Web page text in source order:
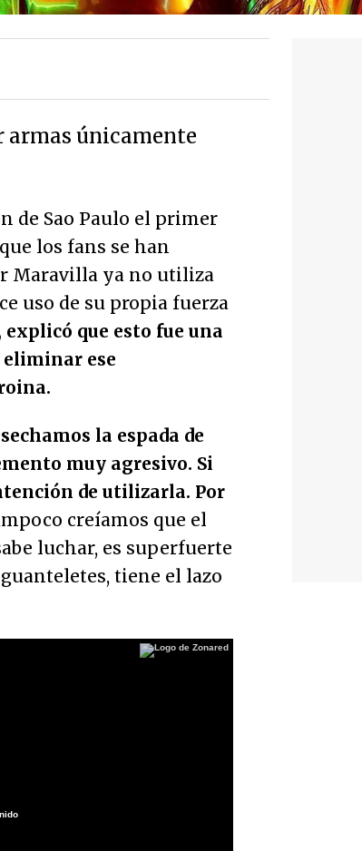
armas únicamente
de Sao Paulo el primer
los fans se han
Maravilla ya no utiliza
uso de su propia fuerza
que esto fue una
eliminar ese
la espada de
muy agresivo. Si
de utilizarla. Por
creíamos que el
luchar, es superfuerte
tiene el lazo